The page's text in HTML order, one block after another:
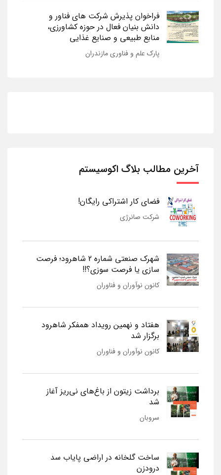
فراخوان پذیرش شرکت های فناور و
دانش بنیان فعال در حوزه کشاورزی،
منابع طبیعی و صنایع غذایی
پارک علم و فناوری مازندران
آخرین مطالب بلاگ اکوسیستم
فضای کار اشتراکی رایگان!
شرکت صانرژی
شهرک صنعتی شماره 2 شاهرود؛ فرصت
سازی یا فرصت سوزی؟!!
کانون نوآوران و فناوران
هفتاد و نهمین رویداد همفکر شاهرود
برگزار شد
کانون نوآوران و فناوران
برداشت زیتون از باغ‌های نی‌ریز آغاز
شد
سروبان
ساخت گلخانه در اراضی پایاب سد
درودزن